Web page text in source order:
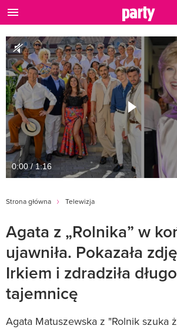
0:00 / 1:16
Strona główna Telewizja
Agata z „Rolnika” w
ujawniła. Pokazała
Irkiem i zdradziła
tajemnicę
Agata Matuszewska z "Rolnik szuka